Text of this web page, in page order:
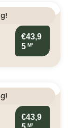
€43,9
5 M²
€43,9
M²